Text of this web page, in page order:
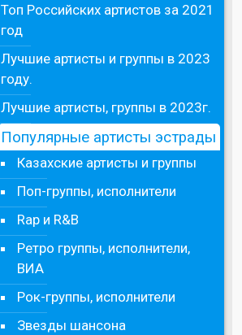
Топ Российских артистов за 2021
год
Лучшие артисты и группы в 2023
году.
Лучшие артисты, группы в 2023г.
Популярные артисты эстрады
Казахские артисты и группы
Поп-группы, исполнители
Rap и R&B
Ретро группы, исполнители,
ВИА
Рок-группы, исполнители
Звезды шансона